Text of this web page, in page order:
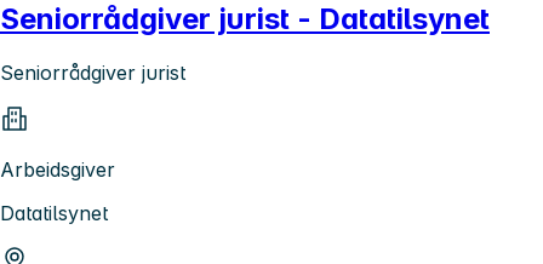
Seniorrådgiver jurist - Datatilsynet
Seniorrådgiver jurist
Arbeidsgiver
Datatilsynet